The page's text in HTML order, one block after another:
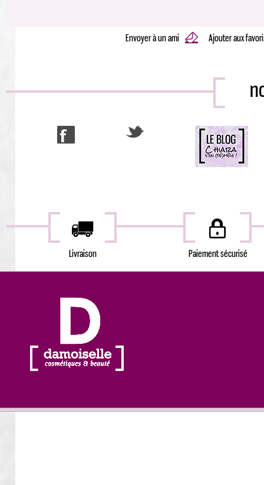
Envoyer à un ami Ajouter aux
Livraison Paiement sécurisé